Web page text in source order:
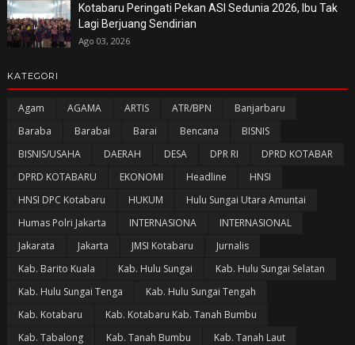
Kotabaru Peringati Pekan ASI Sedunia 2026, Ibu Tak
Lagi Berjuang Sendirian
Ago 03, 2026
KATEGORI
Agam AGAMA ARTIS ATR/BPN
Banjarbaru
Baraba
Barabai Barai Bencana
BISNIS
BISNIS/USAHA
DAERAH DESA DPR RI
DPRD KOTABAR
DPRD KOTABARU
EKONOMI Headline
HNSI
HNSI DPC Kotabaru
HUKUM
Hulu Sungai Utara Amuntai
Humas Polri Jakarta
INTERNASIONA
INTERNASIONAL
Jakarata
Jakarta JMSI Kotabaru
Jurnalis
Kab. Barito Kuala
Kab. Hulu Sungai
Kab. Hulu Sungai Selatan
Kab. Hulu Sungai Tenga
Kab. Hulu Sungai Tengah
Kab. Kotabaru
Kab. Kotabaru Kab. Tanah Bumbu
Kab. Tabalong
Kab. Tanah Bumbu
Kab. Tanah Laut